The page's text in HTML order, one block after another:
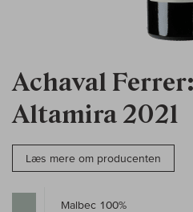
Achaval
Altamira 2021
Læs mere om producenten
Malbec 100%